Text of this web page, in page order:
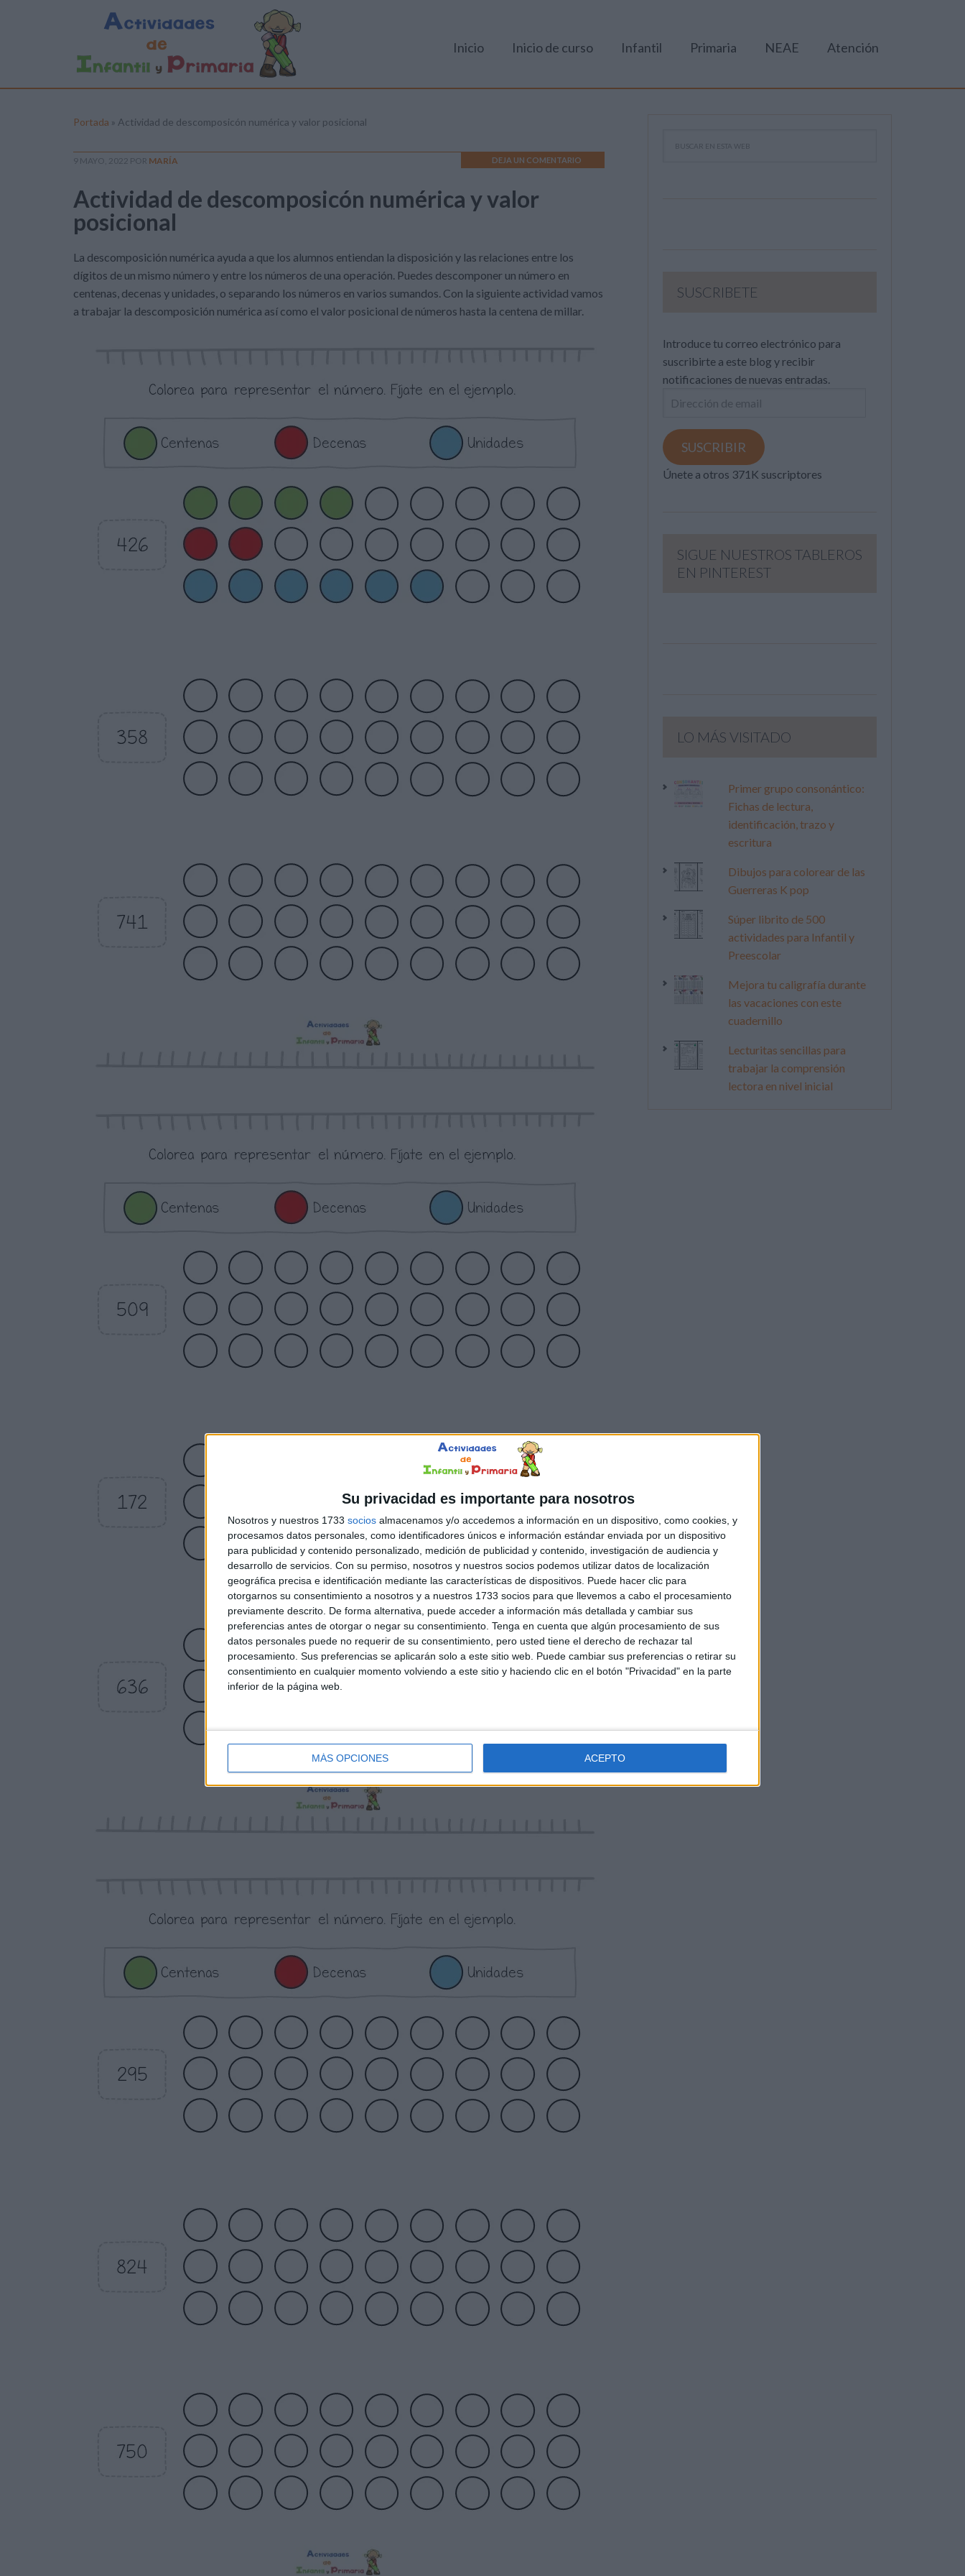
Su privacidad es importante para nosotros
Nosotros y nuestros 1733 socios almacenamos y/o accedemos a información en un dispositivo, como cookies, y
procesamos datos personales, como identificadores únicos e información estándar enviada por un dispositivo
para publicidad y contenido personalizado, medición de publicidad y contenido, investigación de audiencia y
desarrollo de servicios. Con su permiso, nosotros y nuestros socios podemos utilizar datos de localización
geográfica precisa e identificación mediante las características de dispositivos. Puede hacer clic para
otorgarnos su consentimiento a nosotros y a nuestros 1733 socios para que llevemos a cabo el procesamiento
previamente descrito. De forma alternativa, puede acceder a información más detallada y cambiar sus
preferencias antes de otorgar o negar su consentimiento. Tenga en cuenta que algún procesamiento de sus
datos personales puede no requerir de su consentimiento, pero usted tiene el derecho de rechazar tal
procesamiento. Sus preferencias se aplicarán solo a este sitio web. Puede cambiar sus preferencias o retirar su
consentimiento en cualquier momento volviendo a este sitio y haciendo clic en el botón "Privacidad" en la parte
inferior de la página web.
MÁS OPCIONES ACEPTO
Inicio Inicio de curso Infantil Primaria NEAE Atención
Portada » Actividad de descomposicón numérica y valor posicional
9 MAYO, 2022 POR MARÍA DEJA UN COMENTARIO
Actividad de descomposicón numérica y valor
posicional
La descomposición numérica ayuda a que los alumnos entiendan la disposición y las relaciones entre los
dígitos de un mismo número y entre los números de una operación. Puedes descomponer un número en
centenas, decenas y unidades, o separando los números en varios sumandos. Con la siguiente actividad vamos
a trabajar la descomposición numérica así como el valor posicional de números hasta la centena de millar.
SUSCRIBETE
Introduce tu correo electrónico para
suscribirte a este blog y recibir
notificaciones de nuevas entradas.
Dirección
email
SUSCRIBIR
Únete a otros 371K suscriptores
SIGUE NUESTROS TABLEROS
EN PINTEREST
LO MÁS VISITADO
Primer grupo consonántico:
Fichas de lectura,
identificación, trazo y
escritura
Dibujos para colorear de las
Guerreras K pop
Súper librito de 500
actividades para Infantil y
Preescolar
Mejora tu caligrafía durante
las vacaciones con este
cuadernillo
Lecturitas sencillas para
trabajar la comprensión
lectora en nivel inicial